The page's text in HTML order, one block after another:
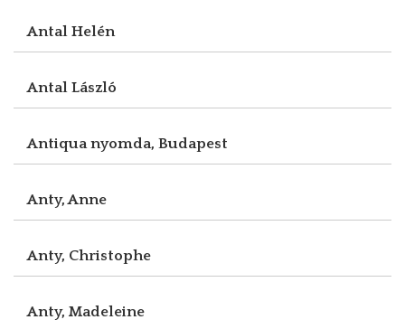
Antal Helén
Antal László
Antiqua nyomda, Budapest
Anty, Anne
Anty, Christophe
Anty, Madeleine